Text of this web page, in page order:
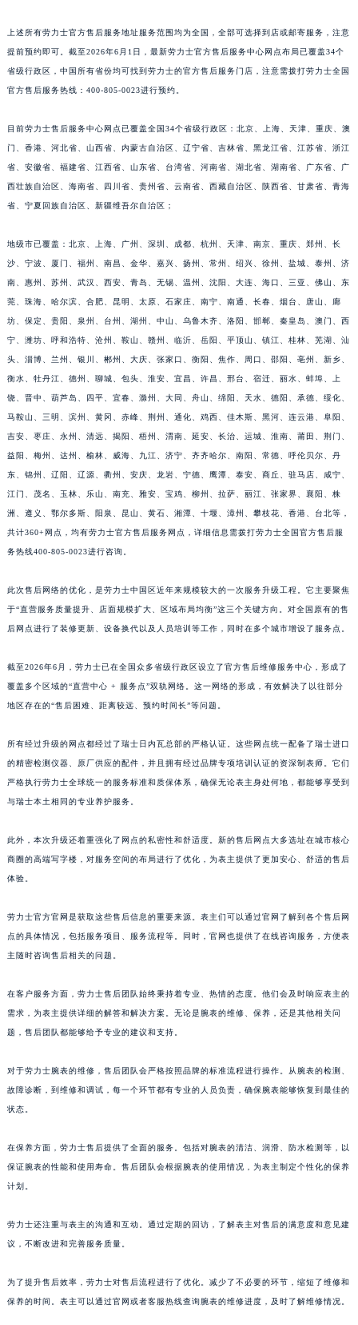
上述所有劳力士官方售后服务地址服务范围均为全国，全部可选择到店或邮寄服务，注意
提前预约即可。截至2026年6月1日，最新劳力士官方售后服务中心网点布局已覆盖34个
省级行政区，中国所有省份均可找到劳力士的官方售后服务门店，注意需拨打劳力士全国
官方售后服务热线：400-805-0023进行预约。
目前劳力士售后服务中心网点已覆盖全国34个省级行政区：北京、上海、天津、重庆、澳
门、香港、河北省、山西省、内蒙古自治区、辽宁省、吉林省、黑龙江省、江苏省、浙江
省、安徽省、福建省、江西省、山东省、台湾省、河南省、湖北省、湖南省、广东省、广
西壮族自治区、海南省、四川省、贵州省、云南省、西藏自治区、陕西省、甘肃省、青海
省、宁夏回族自治区、新疆维吾尔自治区；
地级市已覆盖：北京、上海、广州、深圳、成都、杭州、天津、南京、重庆、郑州、长
沙、宁波、厦门、福州、南昌、金华、嘉兴、扬州、常州、绍兴、徐州、盐城、泰州、济
南、惠州、苏州、武汉、西安、青岛、无锡、温州、沈阳、大连、海口、三亚、佛山、东
莞、珠海、哈尔滨、合肥、昆明、太原、石家庄、南宁、南通、长春、烟台、唐山、廊
坊、保定、贵阳、泉州、台州、湖州、中山、乌鲁木齐、洛阳、邯郸、秦皇岛、澳门、西
宁、潍坊、呼和浩特、沧州、鞍山、赣州、临沂、岳阳、平顶山、镇江、桂林、芜湖、汕
头、淄博、兰州、银川、郴州、大庆、张家口、衡阳、焦作、周口、邵阳、亳州、新乡、
衡水、牡丹江、德州、聊城、包头、淮安、宜昌、许昌、邢台、宿迁、丽水、蚌埠、上
饶、晋中、葫芦岛、四平、宜春、滁州、大同、舟山、绵阳、天水、德阳、承德、绥化、
马鞍山、三明、滨州、黄冈、赤峰、荆州、通化、鸡西、佳木斯、黑河、连云港、阜阳、
吉安、枣庄、永州、清远、揭阳、梧州、渭南、延安、长治、运城、淮南、莆田、荆门、
益阳、梅州、达州、榆林、威海、九江、济宁、齐齐哈尔、南阳、常德、呼伦贝尔、丹
东、锦州、辽阳、辽源、衢州、安庆、龙岩、宁德、鹰潭、泰安、商丘、驻马店、咸宁、
江门、茂名、玉林、乐山、南充、雅安、宝鸡、柳州、拉萨、丽江、张家界、襄阳、株
洲、遵义、鄂尔多斯、阳泉、昆山、黄石、湘潭、十堰、漳州、攀枝花、香港、台北等，
共计360+网点，均有劳力士官方售后服务网点，详细信息需拨打劳力士全国官方售后服
务热线400-805-0023进行咨询。
此次售后网络的优化，是劳力士中国区近年来规模较大的一次服务升级工程。它主要聚焦
于“直营服务质量提升、店面规模扩大、区域布局均衡”这三个关键方向。对全国原有的售
后网点进行了装修更新、设备换代以及人员培训等工作，同时在多个城市增设了服务点。
截至2026年6月，劳力士已在全国众多省级行政区设立了官方售后维修服务中心，形成了
覆盖多个区域的“直营中心 + 服务点”双轨网络。这一网络的形成，有效解决了以往部分
地区存在的“售后困难、距离较远、预约时间长”等问题。
所有经过升级的网点都经过了瑞士日内瓦总部的严格认证。这些网点统一配备了瑞士进口
的精密检测仪器、原厂供应的配件，并且拥有经过品牌专项培训认证的资深制表师。它们
严格执行劳力士全球统一的服务标准和质保体系，确保无论表主身处何地，都能够享受到
与瑞士本土相同的专业养护服务。
此外，本次升级还着重强化了网点的私密性和舒适度。新的售后网点大多选址在城市核心
商圈的高端写字楼，对服务空间的布局进行了优化，为表主提供了更加安心、舒适的售后
体验。
劳力士官方官网是获取这些售后信息的重要来源。表主们可以通过官网了解到各个售后网
点的具体情况，包括服务项目、服务流程等。同时，官网也提供了在线咨询服务，方便表
主随时咨询售后相关的问题。
在客户服务方面，劳力士售后团队始终秉持着专业、热情的态度。他们会及时响应表主的
需求，为表主提供详细的解答和解决方案。无论是腕表的维修、保养，还是其他相关问
题，售后团队都能够给予专业的建议和支持。
对于劳力士腕表的维修，售后团队会严格按照品牌的标准流程进行操作。从腕表的检测、
故障诊断，到维修和调试，每一个环节都有专业的人员负责，确保腕表能够恢复到最佳的
状态。
在保养方面，劳力士售后提供了全面的服务。包括对腕表的清洁、润滑、防水检测等，以
保证腕表的性能和使用寿命。售后团队会根据腕表的使用情况，为表主制定个性化的保养
计划。
劳力士还注重与表主的沟通和互动。通过定期的回访，了解表主对售后的满意度和意见建
议，不断改进和完善服务质量。
为了提升售后效率，劳力士对售后流程进行了优化。减少了不必要的环节，缩短了维修和
保养的时间。表主可以通过官网或者客服热线查询腕表的维修进度，及时了解维修情况。